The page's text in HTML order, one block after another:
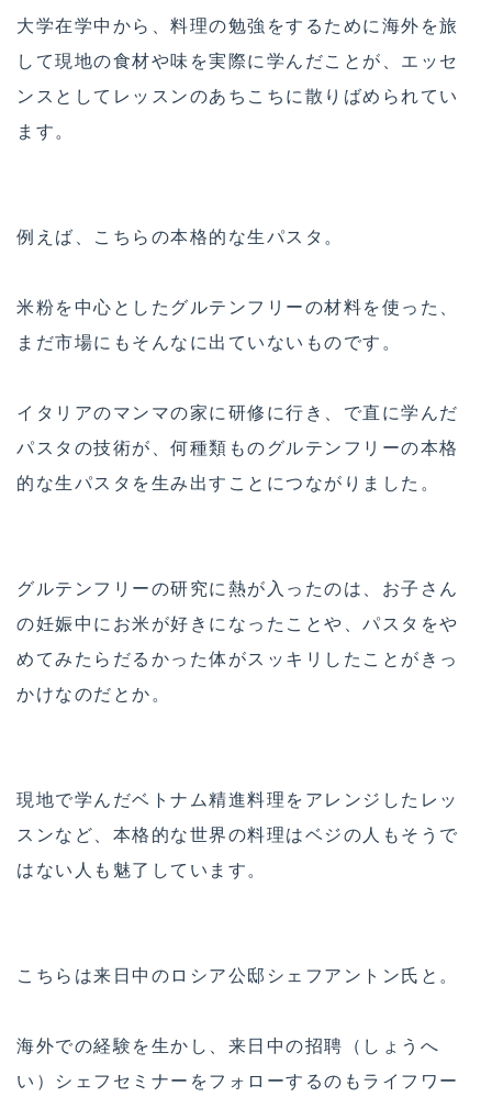
大学在学中から、料理の勉強をするために海外を旅
して現地の食材や味を実際に学んだことが、エッセ
ンスとしてレッスンのあちこちに散りばめられてい
ます。
例えば、こちらの本格的な生パスタ。
米粉を中心としたグルテンフリーの材料を使った、
まだ市場にもそんなに出ていないものです。
イタリアのマンマの家に研修に行き、で直に学んだ
パスタの技術が、何種類ものグルテンフリーの本格
的な生パスタを生み出すことにつながりました。
グルテンフリーの研究に熱が入ったのは、お子さん
の妊娠中にお米が好きになったことや、パスタをや
めてみたらだるかった体がスッキリしたことがきっ
かけなのだとか。
現地で学んだベトナム精進料理をアレンジしたレッ
スンなど、本格的な世界の料理はベジの人もそうで
はない人も魅了しています。
こちらは来日中のロシア公邸シェフアントン氏と。
海外での経験を生かし、来日中の招聘（しょうへ
い）シェフセミナーをフォローするのもライフワー